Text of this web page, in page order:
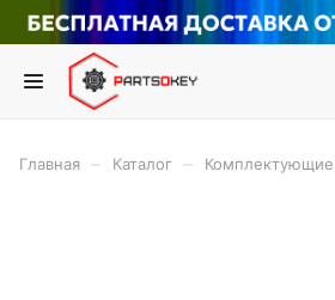
Главная Каталог Комплектующие